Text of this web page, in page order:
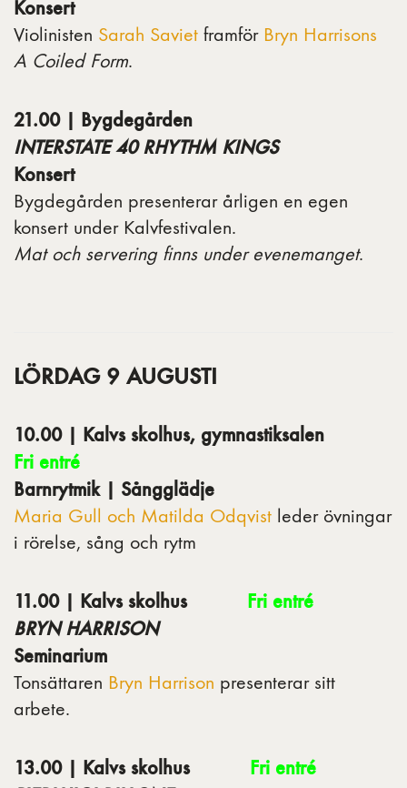
Konsert
Violinisten Sarah Saviet framför Bryn Harrisons
A Coiled Form.
21.00 | Bygdegården
INTERSTATE 40 RHYTHM KINGS
Konsert
Bygdegården presenterar årligen en egen
konsert under Kalvfestivalen.
Mat och servering finns under evenemanget.
LÖRDAG 9 AUGUSTI
10.00 | Kalvs skolhus, gymnastiksalen
Fri entré
Barnrytmik | Sångglädje
Maria Gull och Matilda Odqvist leder övningar
i rörelse, sång och rytm
11.00 | Kalvs skolhus Fri entré
BRYN HARRISON
Seminarium
Tonsättaren Bryn Harrison presenterar sitt
arbete.
13.00 | Kalvs skolhus Fri entré